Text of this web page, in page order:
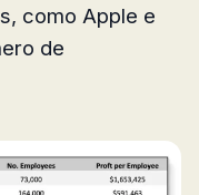
como Apple e
de